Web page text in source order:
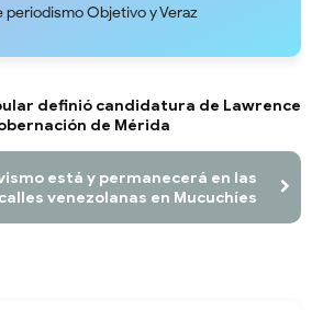
periodismo Objetivo y Veraz
definió candidatura de Lawrence
de Mérida
está y permanecerá en las
calles venezolanas en Mucuchíes